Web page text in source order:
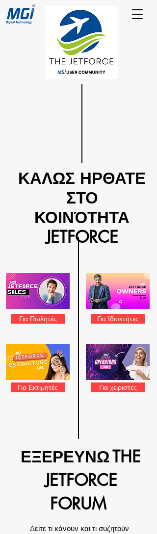
ΚΑΛΩΣ ΗΡΘΑΤΕ
ΣΤΟ
ΚΟΙΝΌΤΗΤΑ
JETFORCE
Για Ιδιοκτήτες
Για Πωλητές
Για χειριστές
Για Εκτιμητές
ΕΞΕΡΕΥΝΩTHE
JETFORCE
FORUM
Δείτε τι κάνουν και τι συζητούν